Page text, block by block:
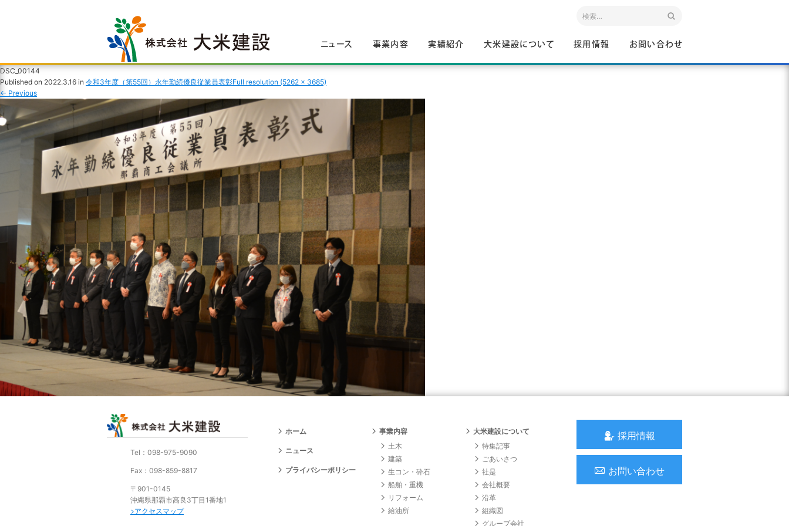
ニュース 事業内容 実績紹介 大米建設について 採用情報 お問い合わせ
DSC_00144
Published on 2022.3.16 in 令和3年度（第55回）永年勤続優良従業員表彰Full resolution (5262 × 3685)
← Previous
採用情報
お問い合わせ
Tel：098-975-9090
Fax：098-859-8817
〒901-0145
沖縄県那覇市高良3丁目1番地1
アクセスマップ
ホーム
ニュース
プライバシーポリシー
事業内容
土木
建築
生コン・砕石
船舶・重機
リフォーム
給油所
大米建設について
特集記事
ごあいさつ
社是
会社概要
沿革
組織図
グループ会社